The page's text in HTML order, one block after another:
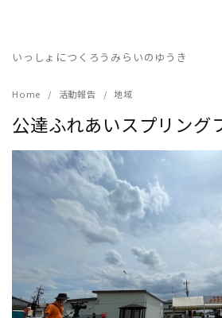
content
いっしょにつくろうみらいのゆうき
Home 活動報告 地域
公達ふれあいスプリング